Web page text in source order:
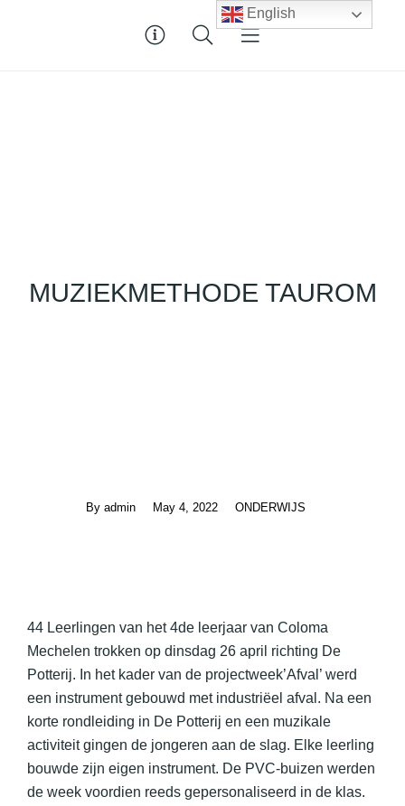
MUZIEKMETHODE TAUROM
By admin May 4, 2022 ONDERWIJS
44 Leerlingen van het 4de leerjaar van Coloma
Mechelen trokken op dinsdag 26 april richting De
Potterij. In het kader van de projectweek’Afval’ werd
een instrument gebouwd met industriëel afval. Na een
korte rondleiding in De Potterij en een muzikale
activiteit gingen de jongeren aan de slag. Elke leerling
bouwde zijn eigen instrument. De PVC-buizen werden
de week voordien reeds gepersonaliseerd in de klas.
English